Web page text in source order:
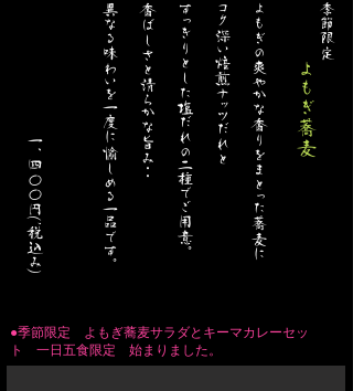
季節限定
よもぎ蕎麦
よ
もぎの爽やかな香りをまとった蕎麦に
コク深い焙煎ナッツだれと
すっきりとした塩だれの二種でご用意。
香ばしさと清らかな旨み・・
異なる味わいを一度に愉しめる一品です。
​ 一、四〇〇円('税込み)
●季節限定 よもぎ蕎麦サラダとキーマカレーセッ
ト 一日五食限定 始まりました。